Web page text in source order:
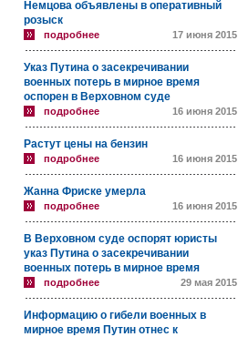
Немцова объявлены в оперативный
розыск
подробнее 17 июня 2015
Указ Путина о засекречивании
военных потерь в мирное время
оспорен в Верховном суде
подробнее 16 июня 2015
Растут цены на бензин
подробнее 16 июня 2015
Жанна Фриске умерла
подробнее 16 июня 2015
В Верховном суде оспорят юристы
указ Путина о засекречивании
военных потерь в мирное время
подробнее 29 мая 2015
Информацию о гибели военных в
мирное время Путин отнес к